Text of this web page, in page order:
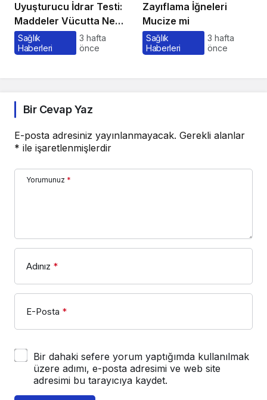
Uyuşturucu İdrar Testi:
Maddeler Vücutta Ne
Kadar Kalır, Süreç
Nasıl İşler?
Sağlık
Haberleri
3 hafta
önce
Zayıflama İğneleri
Mucize mi
Sağlık
Haberleri
3 hafta
önce
Bir Cevap Yaz
E-posta adresiniz yayınlanmayacak. Gerekli alanlar
* ile işaretlenmişlerdir
Yorumunuz *
Adınız *
E-Posta *
Bir dahaki sefere yorum yaptığımda kullanılmak
üzere adımı, e-posta adresimi ve web site
adresimi bu tarayıcıya kaydet.